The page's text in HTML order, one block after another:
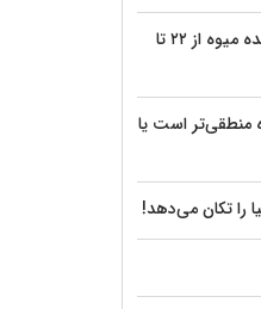
شوک قیمت میوه در تهران/جدول قیمت عمده میوه از ۲۲ تا
منطقی‌تر است یا
را تکان می‌دهد!